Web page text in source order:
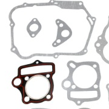
0,0
hviezdičiek.